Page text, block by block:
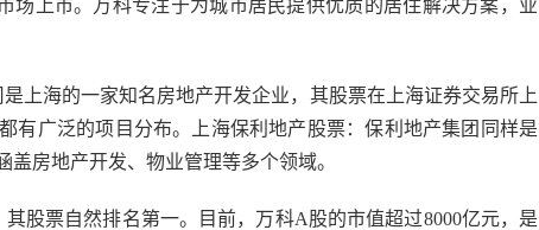
场上市。万科专注于为城市居民提供优质的居住解决方案，业
上海的一家知名房地产开发企业，其股票在上海证券交易所上
有广泛的项目分布。上海保利地产股票：保利地产集团同样是
盖房地产开发、物业管理等多个领域。
股票自然排名第一。目前，万科A股的市值超过8000亿元，是